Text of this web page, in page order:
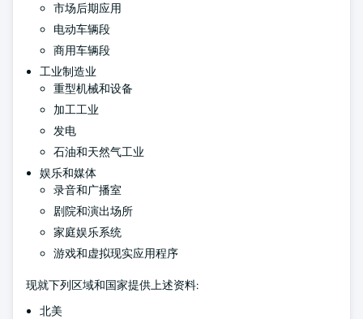
市场后期应用
电动车辆段
商用车辆段
工业制造业
重型机械和设备
加工工业
发电
石油和天然气工业
娱乐和媒体
录音和广播室
剧院和演出场所
家庭娱乐系统
游戏和虚拟现实应用程序
现就下列区域和国家提供上述资料:
北美